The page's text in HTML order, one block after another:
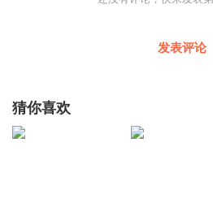
发表评论
猜你喜欢